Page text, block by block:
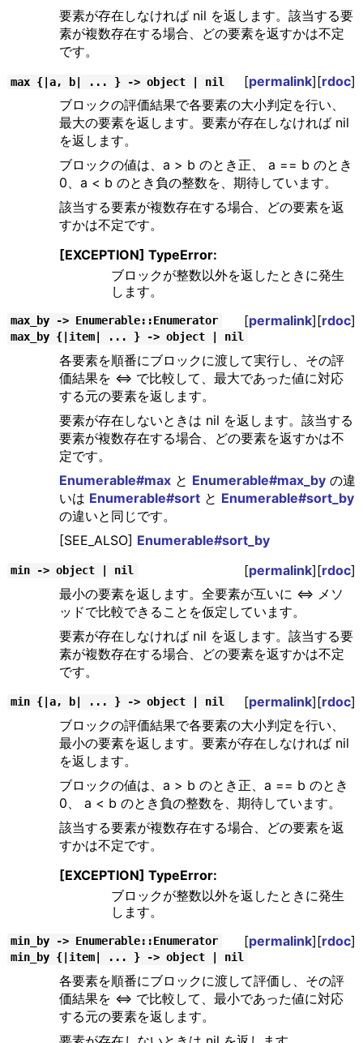
要素が存在しなければ nil を返します。該当する要
素が複数存在する場合、どの要素を返すかは不定
です。
max {|a, b| ... } -> object | nil [permalink][rdoc]
ブロックの評価結果で各要素の大小判定を行い、
最大の要素を返します。要素が存在しなければ nil
を返します。
ブロックの値は、a > b のとき正、 a == b のとき
0、a < b のとき負の整数を、期待しています。
該当する要素が複数存在する場合、どの要素を返
すかは不定です。
[EXCEPTION] TypeError:
ブロックが整数以外を返したときに発生
します。
max_by -> Enumerable::Enumerator [permalink][rdoc]
max_by {|item| ... } -> object | nil
各要素を順番にブロックに渡して実行し、その評
価結果を <=> で比較して、最大であった値に対応
する元の要素を返します。
要素が存在しないときは nil を返します。該当する
要素が複数存在する場合、どの要素を返すかは不
定です。
Enumerable#maxと Enumerable#max_byの違
いは Enumerable#sortと Enumerable#sort_by
の違いと同じです。
[SEE_ALSO] Enumerable#sort_by
min -> object | nil [permalink][rdoc]
最小の要素を返します。全要素が互いに <=> メソ
ッドで比較できることを仮定しています。
要素が存在しなければ nil を返します。該当する要
素が複数存在する場合、どの要素を返すかは不定
です。
min {|a, b| ... } -> object | nil [permalink][rdoc]
ブロックの評価結果で各要素の大小判定を行い、
最小の要素を返します。要素が存在しなければ nil
を返します。
ブロックの値は、a > b のとき正、a == b のとき
0、 a < b のとき負の整数を、期待しています。
該当する要素が複数存在する場合、どの要素を返
すかは不定です。
[EXCEPTION] TypeError:
ブロックが整数以外を返したときに発生
します。
min_by -> Enumerable::Enumerator [permalink][rdoc]
min_by {|item| ... } -> object | nil
各要素を順番にブロックに渡して評価し、その評
価結果を <=> で比較して、最小であった値に対応
する元の要素を返します。